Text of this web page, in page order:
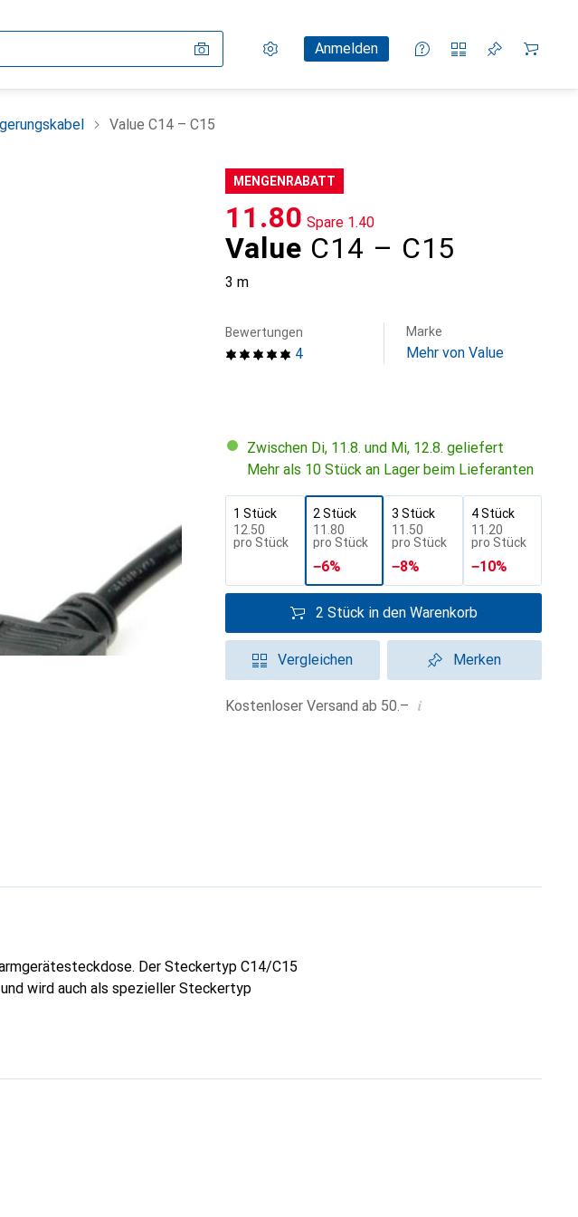
Einstellungen
KundenkontoAnmelden
Vergleichslisten
Merklisten
Warenkorb
Value C14 – C15
MENGENRABATT
Value C14 – C15
3 m
CHF
11.80 Spare CHF
1.40
4
Bewertungen Marke
Mehr von Value
Zwischen Di, 11.8. und Mi, 12.8. geliefert
Mehr als 10 Stück an Lager beim Lieferanten
1 Stück
CHF
12.50
pro Stück
2 Stück
CHF
11.80
pro Stück
−6%
3 Stück
CHF
11.50
pro Stück
−8%
4 Stück
CHF
11.20
pro Stück
−10%
2 Stück in den Warenkorb
Vergleichen Merken
Kostenloser Versand ab 50.– i
Der Steckertyp C14/C15
wird auch als spezieller Steckertyp